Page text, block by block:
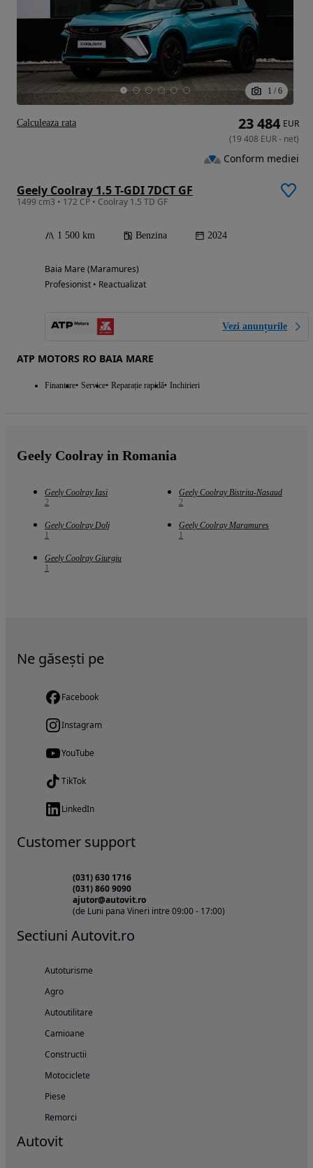
1 / 6
Geely Coolray 1.5 T-GDI 7DCT GF
1499 cm3 • 172 CP • Coolray 1.5 TD GF
1 500 km Benzina 2024
Baia Mare (Maramures)
Profesionist • Reactualizat
Vezi anunțurile
ATP MOTORS RO BAIA MARE
Finantare Service Reparație rapidă Inchirieri
23 484 EUR
(19 408 EUR- net)
Conform mediei
Calculeaza rata
Geely Coolray in Romania
Geely Coolray Iasi
2
Geely Coolray Bistrita-Nasaud
2
Geely Coolray Dolj
1
Geely Coolray Maramures
1
Geely Coolray Giurgiu
1
Ne găsești pe
Facebook
Instagram
YouTube
TikTok
LinkedIn
Customer support
(031) 630 1716
(031) 860 9090
ajutor@autovit.ro
(de Luni pana Vineri intre 09:00 - 17:00)
Sectiuni Autovit.ro
Autoturisme
Agro
Autoutilitare
Camioane
Constructii
Motociclete
Piese
Remorci
Autovit